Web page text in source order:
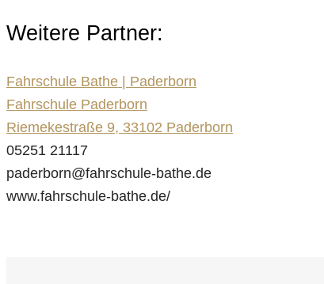
Weitere Partner:
Fahrschule Bathe | Paderborn
Fahrschule Paderborn
Riemekestraße 9, 33102 Paderborn
05251 21117
paderborn@fahrschule-bathe.de
www.fahrschule-bathe.de/